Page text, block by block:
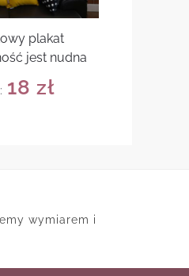
plakat
jest nudna
18zł
wymiarem i